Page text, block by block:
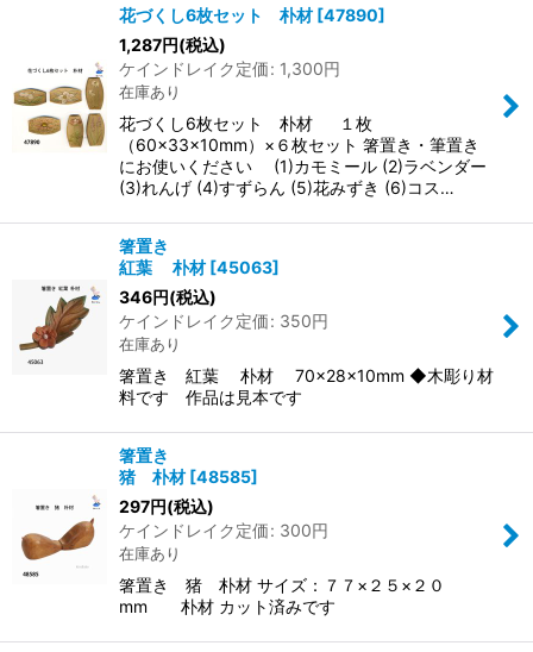
花づくし6枚セット 朴材 [47890]
1,287円(税込)
ケインドレイク定価: 1,300円
在庫あり
花づくし6枚セット 朴材 １枚
（60×33×10mm）×６枚セット 箸置き・筆置き
にお使いください (1)カモミール (2)ラベンダー
(3)れんげ (4)すずらん (5)花みずき (6)コス…
箸置き
紅葉 朴材 [45063]
346円(税込)
ケインドレイク定価: 350円
在庫あり
箸置き 紅葉 朴材 70×28×10mm ◆木彫り材
料です 作品は見本です
箸置き
猪 朴材 [48585]
297円(税込)
ケインドレイク定価: 300円
在庫あり
箸置き 猪 朴材 サイズ：７７×２５×２０
mm 朴材 カット済みです